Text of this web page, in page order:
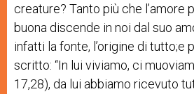
creature? Tanto più che l’amore
buona discende in noi dal suo
infatti la fonte, l’origine di tutto;e
scritto: “In lui viviamo, ci
17,28), da lui abbiamo ricevuto